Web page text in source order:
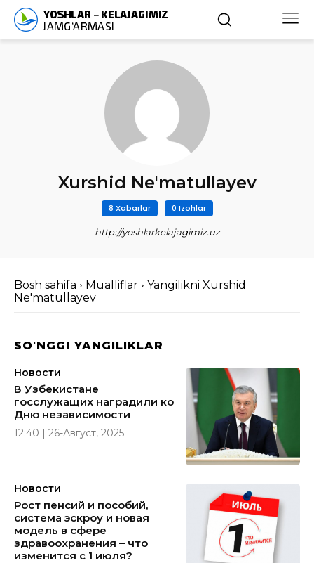
Xurshid Ne'matullayev
8 Xabarlar 0 Izohlar
http://yoshlarkelajagimiz.uz
Bosh sahifa Mualliflar
Yangilikni Xurshid
Ne'matullayev
SO'NGGI YANGILIKLAR
Новости
В Узбекистане
госслужащих наградили ко
Дню независимости
12:40 | 26-Август, 2025
Новости
Рост пенсий и пособий,
система эскроу и новая
модель в сфере
здравоохранения – что
изменится с 1 июля?